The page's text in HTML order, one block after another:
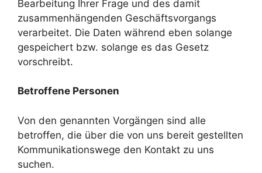
Bearbeitung Ihrer Frage und des damit
zusammenhängenden Geschäftsvorgangs
verarbeitet. Die Daten während eben solange
gespeichert bzw. solange es das Gesetz
vorschreibt.
Betroffene Personen
Von den genannten Vorgängen sind alle
betroffen, die über die von uns bereit gestellten
Kommunikationswege den Kontakt zu uns
suchen.